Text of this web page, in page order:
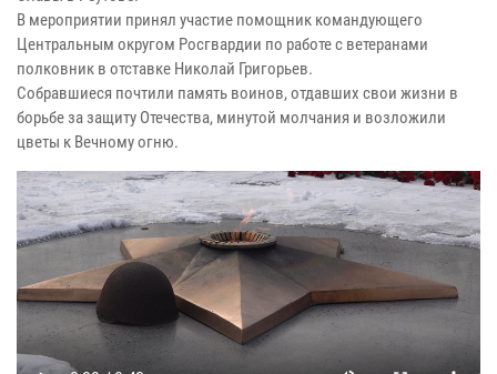
В мероприятии принял участие помощник командующего
Центральным округом Росгвардии по работе с ветеранами
полковник в отставке Николай Григорьев.
Собравшиеся почтили память воинов, отдавших свои жизни в
борьбе за защиту Отечества, минутой молчания и возложили
цветы к Вечному огню.